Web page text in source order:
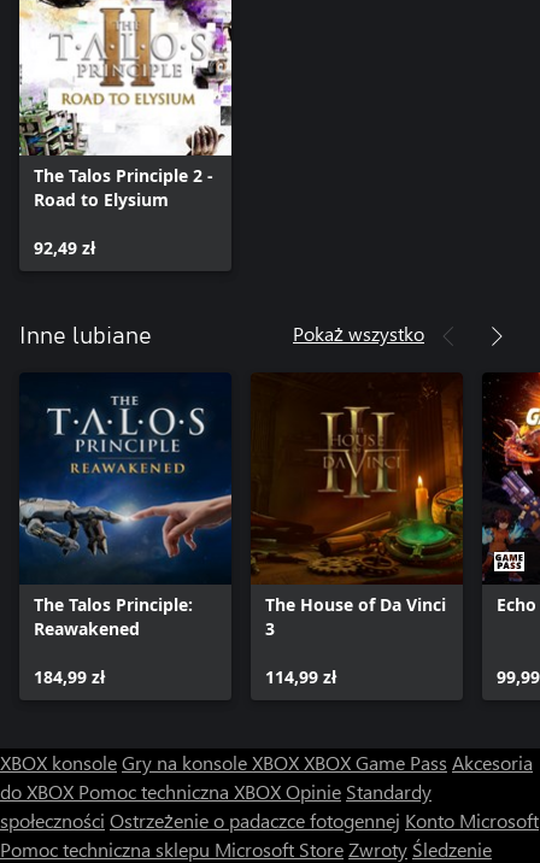
The Talos Principle 2 -
Road to Elysium
92,49 zł
Inne lubiane Pokaż wszystko
The Talos Principle:
Reawakened
184,99 zł
The House of Da Vinci
3
114,99 zł
XBOX konsoleGry na konsole XBOXXBOX Game Pass Akcesoria
do XBOX Pomoc techniczna XBOXOpinie Standardy
społeczności Ostrzeżenie o padaczce fotogennej Konto Microsoft
Pomoc techniczna sklepu Microsoft StoreZwroty Śledzenie